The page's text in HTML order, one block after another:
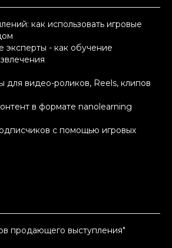
как использовать игровые
- как обучение
для видео-роликов, Reels, клипов
в формате nanolearning
с помощью игровых
продающего выступления"